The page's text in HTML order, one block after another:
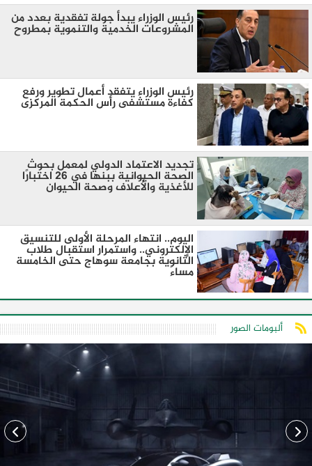
رئيس الوزراء يبدأ جولة تفقدية بعدد من
المشروعات الخدمية والتنموية بمطروح
رئيس الوزراء يتفقد أعمال تطوير ورفع
كفاءة مستشفى رأس الحكمة المركزى
تجديد الاعتماد الدولي لمعمل بحوث
الصحة الحيوانية ببنها في 26 اختبارًا
للأغذية والأعلاف وصحة الحيوان
اليوم.. انتهاء المرحلة الأولى للتنسيق
الإلكتروني.. واستمرار استقبال طلاب
الثانوية بجامعة سوهاج حتى الخامسة
مساءً
ألبومات الصور